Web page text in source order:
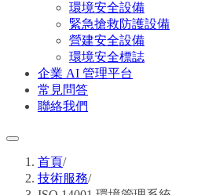
環境安全設備
緊急搶救防護設備
營建安全設備
環境安全標誌
企業 AI 管理平台
常見問答
聯絡我們
首頁/
技術服務/